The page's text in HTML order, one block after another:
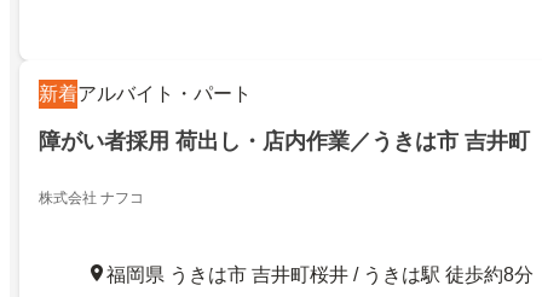
新着アルバイト・パート
障がい者採用 荷出し・店内作業／うきは市 吉井町
株式会社 ナフコ
福岡県 うきは市 吉井町桜井 / うきは駅 徒歩約8分